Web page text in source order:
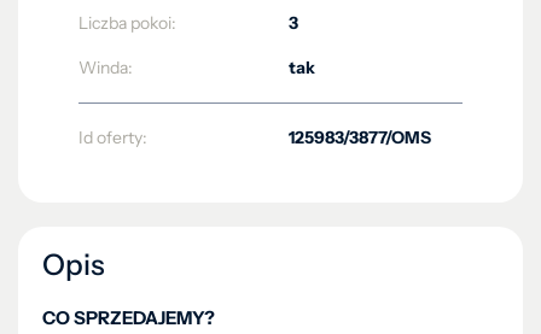
Liczba pokoi:
3
Winda: tak
Id oferty: 125983/3877/OMS
Opis
CO SPRZEDAJEMY?